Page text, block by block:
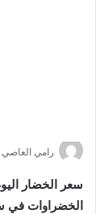
رامي العاصي
سعر الخضار
الخضراوات في